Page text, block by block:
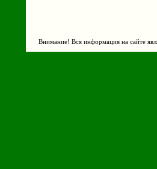
Внимание! Вся информация на сайте